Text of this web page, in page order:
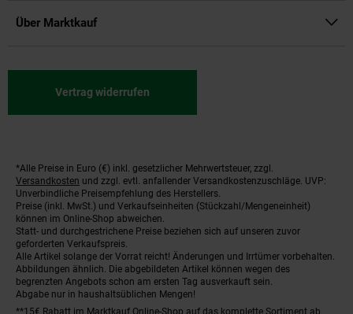
Über Marktkauf
Vertrag widerrufen
Fußnoten
*Alle Preise in Euro (€) inkl. gesetzlicher Mehrwertsteuer, zzgl.
Versandkosten und zzgl. evtl. anfallender Versandkostenzuschläge. UVP:
Unverbindliche Preisempfehlung des Herstellers.
Preise (inkl. MwSt.) und Verkaufseinheiten (Stückzahl/Mengeneinheit)
können im Online-Shop abweichen.
Statt- und durchgestrichene Preise beziehen sich auf unseren zuvor
geforderten Verkaufspreis.
Alle Artikel solange der Vorrat reicht! Änderungen und Irrtümer vorbehalten.
Abbildungen ähnlich. Die abgebildeten Artikel können wegen des
begrenzten Angebots schon am ersten Tag ausverkauft sein.
Abgabe nur in haushaltsüblichen Mengen!
**15€ Rabatt im Marktkauf Online-Shop auf das komplette Sortiment ab